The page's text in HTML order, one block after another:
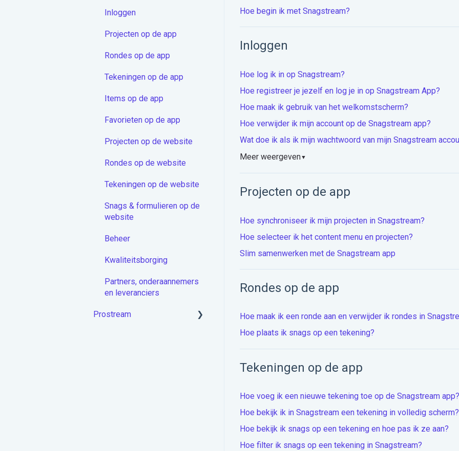
Hoe begin ik met Snagstream?
Inloggen
Hoe log ik in op Snagstream?
Hoe registreer je jezelf en log je in op Snagstream App?
Hoe maak ik gebruik van het welkomstscherm?
Hoe verwijder ik mijn account op de Snagstream app?
Wat doe ik als ik mijn wachtwoord van mijn Snagstream
Meer weergeven▼
Projecten op de app
Hoe synchroniseer ik mijn projecten in Snagstream?
Hoe selecteer ik het content menu en projecten?
Slim samenwerken met de Snagstream app
Rondes op de app
Hoe maak ik een ronde aan en verwijder ik rondes in
Hoe plaats ik snags op een tekening?
Tekeningen op de app
Hoe voeg ik een nieuwe tekening toe op de Snagstream app?
Hoe bekijk ik in Snagstream een tekening in volledig scherm?
Hoe bekijk ik snags op een tekening en hoe pas ik ze aan?
Hoe filter ik snags op een tekening in Snagstream?
Overige artikelen
Inloggen
Projecten op de app
Rondes op de app
Tekeningen op de app
Items op de app
Favorieten op de app
Projecten op de website
Rondes op de website
Tekeningen op de website
Snags & formulieren op de
website
Beheer
Kwaliteitsborging
Partners, onderaannemers
en leveranciers
Prostream